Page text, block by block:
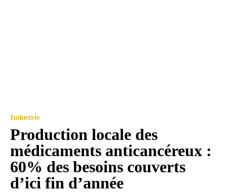
Industrie
Production locale des
médicaments anticancéreux :
60% des besoins couverts
d’ici fin d’année